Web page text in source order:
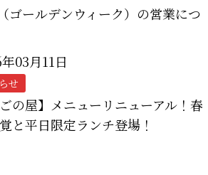
ゴールデンウィーク）の営業につ
03月11日
せ
ごの屋】メニューリニューアル！春
と平日限定ランチ登場！